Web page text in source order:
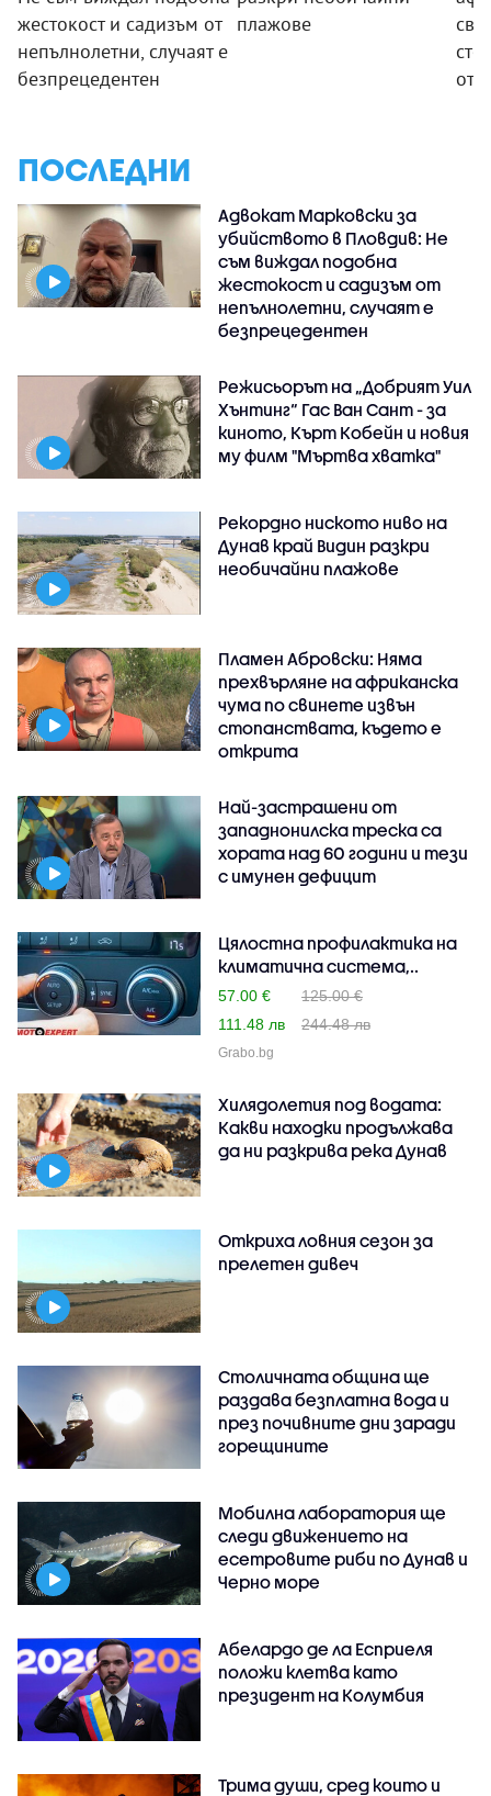
жестокост и садизъм от
непълнолетни, случаят е
безпрецедентен
плажове
ПОСЛЕДНИ
Адвокат Марковски за
убийството в Пловдив: Не
съм виждал подобна
жестокост и садизъм от
непълнолетни, случаят е
безпрецедентен
Режисьорът на „Добрият Уил
Хънтинг“ Гас Ван Сант - за
киното, Кърт Кобейн и новия
му филм "Мъртва хватка"
Рекордно ниското ниво на
Дунав край Видин разкри
необичайни плажове
Пламен Абровски: Няма
прехвърляне на африканска
чума по свинете извън
стопанствата, където е
открита
Най-застрашени от
западнонилска треска са
хората над 60 години и тези
с имунен дефицит
Цялостна профилактика на
климатична система,..
57.00 €
125.00 €
111.48 лв
244.48 лв
Grabo.bg
Хилядолетия под водата:
Какви находки продължава
да ни разкрива река Дунав
Откриха ловния сезон за
прелетен дивеч
Столичната община ще
раздава безплатна вода и
през почивните дни заради
горещините
Мобилна лаборатория ще
следи движението на
есетровите риби по Дунав и
Черно море
Абелардо де ла Есприеля
положи клетва като
президент на Колумбия
Трима души, сред които и